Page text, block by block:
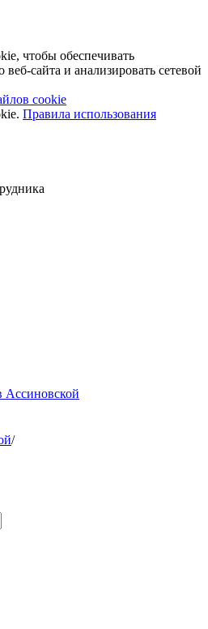
чтобы обеспечивать
сайта и анализировать сетевой
cookie
Правила использования
Ассиновской
/